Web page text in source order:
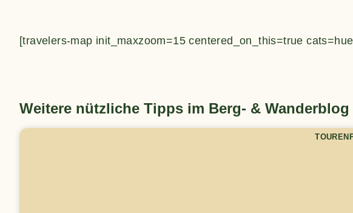
[travelers-map init_maxzoom=15 centered_on_this=true
Weitere nützliche Tipps im Berg- & Wanderblog